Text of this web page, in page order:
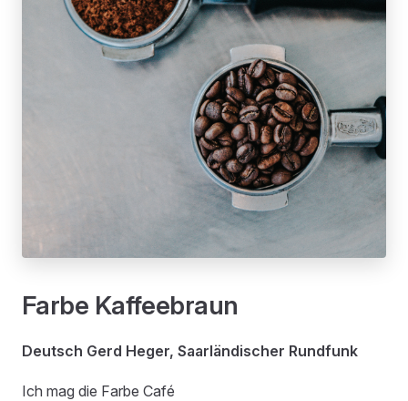
Farbe Kaffeebraun
Deutsch Gerd Heger, Saarländischer Rundfunk
Ich mag die Farbe Café